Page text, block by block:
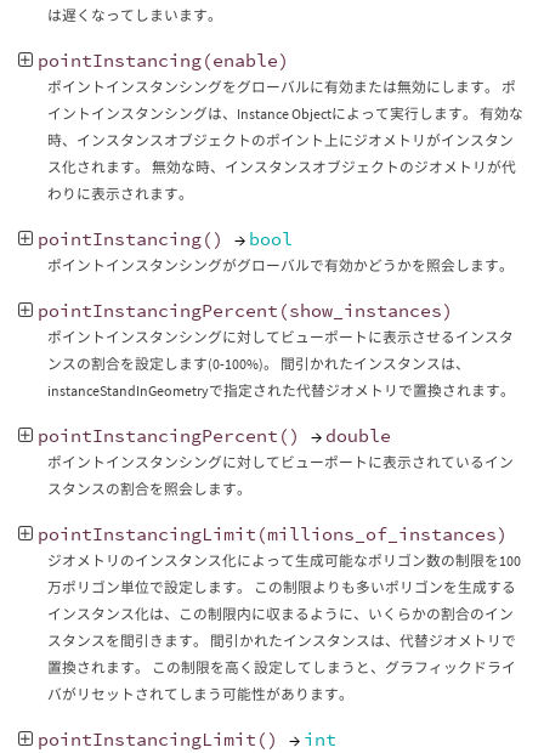
は遅くなってしまいます。
pointInstancing(enable)
ポイントインスタンシングをグローバルに有効または無効にします。 ポ
イントインスタンシングは、Instance Objectによって実行します。 有効な
時、インスタンスオブジェクトのポイント上にジオメトリがインスタン
ス化されます。 無効な時、インスタンスオブジェクトのジオメトリが代
わりに表示されます。
pointInstancing() → bool
ポイントインスタンシングがグローバルで有効かどうかを照会します。
pointInstancingPercent (show_instances)
ポイントインスタンシングに対してビューポートに表示させるインスタ
ンスの割合を設定します(0-100%)。 間引かれたインスタンスは、
instanceStandInGeometryで指定された代替ジオメトリで置換されます。
pointInstancingPercent () → double
ポイントインスタンシングに対してビューポートに表示されているイン
スタンスの割合を照会します。
pointInstancingLimit (millions_of_instances)
ジオメトリのインスタンス化によって生成可能なポリゴン数の制限を100
万ポリゴン単位で設定します。 この制限よりも多いポリゴンを生成する
インスタンス化は、この制限内に収まるように、いくらかの割合のイン
スタンスを間引きます。 間引かれたインスタンスは、代替ジオメトリで
置換されます。 この制限を高く設定してしまうと、グラフィックドライ
バがリセットされてしまう可能性があります。
pointInstancingLimit () → int